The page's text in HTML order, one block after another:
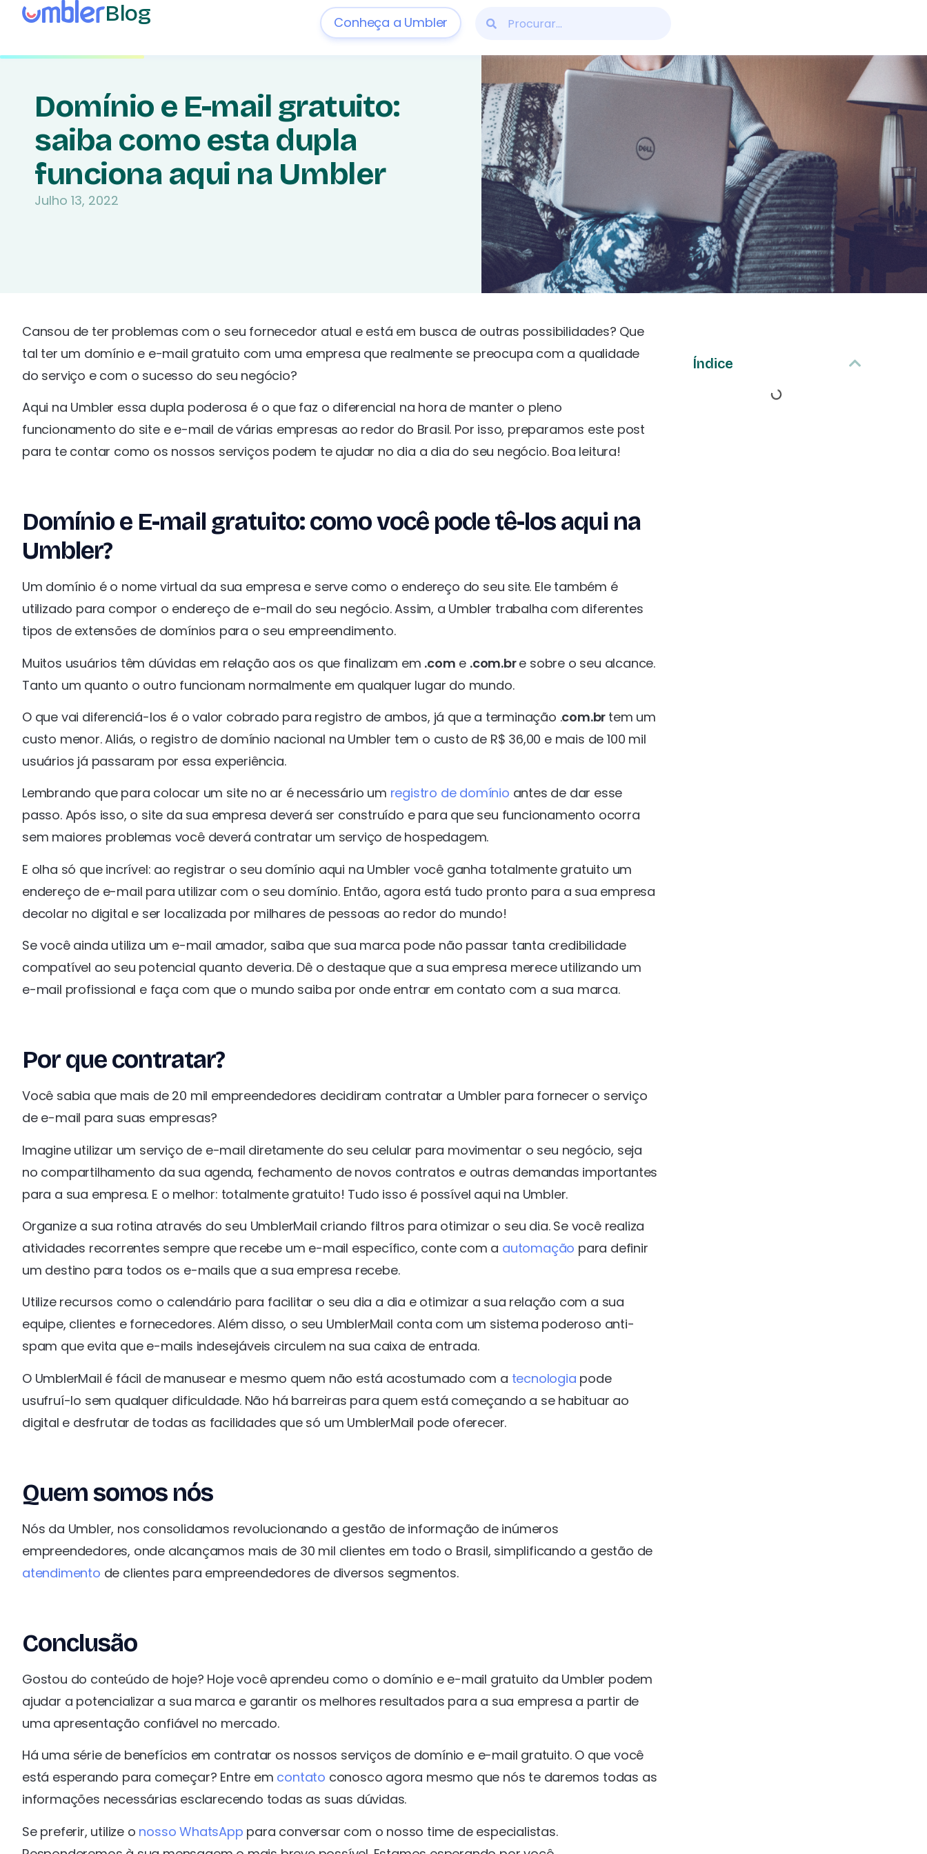
Blog Conheça a Umbler
Domínio e E-mail gratuito:
saiba como esta dupla
funciona aqui na Umbler
Julho 13, 2022
Cansou de ter problemas com o seu fornecedor atual e está em busca de outras possibilidades? Que
tal ter um domínio e e-mail gratuito com uma empresa que realmente se preocupa com a qualidade
do serviço e com o sucesso do seu negócio?
Aqui na Umbler essa dupla poderosa é o que faz o diferencial na hora de manter o pleno
funcionamento do site e e-mail de várias empresas ao redor do Brasil. Por isso, preparamos este post
para te contar como os nossos serviços podem te ajudar no dia a dia do seu negócio. Boa leitura!
Domínio e E-mail gratuito: como você pode tê-los aqui na
Umbler?
Um domínio é o nome virtual da sua empresa e serve como o endereço do seu site. Ele também é
utilizado para compor o endereço de e-mail do seu negócio. Assim, a Umbler trabalha com diferentes
tipos de extensões de domínios para o seu empreendimento.
Muitos usuários têm dúvidas em relação aos os que finalizam em .com e .com.bre sobre o seu alcance.
Tanto um quanto o outro funcionam normalmente em qualquer lugar do mundo.
O que vai diferenciá-los é o valor cobrado para registro de ambos, já que a terminação .com.br tem um
custo menor. Aliás, o registro de domínio nacional na Umbler tem o custo de R$ 36,00 e mais de 100 mil
usuários já passaram por essa experiência.
Lembrando que para colocar um site no ar é necessário um registro de domínio antes de dar esse
passo. Após isso, o site da sua empresa deverá ser construído e para que seu funcionamento ocorra
sem maiores problemas você deverá contratar um serviço de hospedagem.
E olha só que incrível: ao registrar o seu domínio aqui na Umbler você ganha totalmente gratuito um
endereço de e-mail para utilizar com o seu domínio. Então, agora está tudo pronto para a sua empresa
decolar no digital e ser localizada por milhares de pessoas ao redor do mundo!
Se você ainda utiliza um e-mail amador, saiba que sua marca pode não passar tanta credibilidade
compatível ao seu potencial quanto deveria. Dê o destaque que a sua empresa merece utilizando um
e-mail profissional e faça com que o mundo saiba por onde entrar em contato com a sua marca.
Por que contratar?
Você sabia que mais de 20 mil empreendedores decidiram contratar a Umbler para fornecer o serviço
de e-mail para suas empresas?
Imagine utilizar um serviço de e-mail diretamente do seu celular para movimentar o seu negócio, seja
no compartilhamento da sua agenda, fechamento de novos contratos e outras demandas importantes
para a sua empresa. E o melhor: totalmente gratuito! Tudo isso é possível aqui na Umbler.
Organize a sua rotina através do seu UmblerMail criando filtros para otimizar o seu dia. Se você realiza
atividades recorrentes sempre que recebe um e-mail específico, conte com a automação para definir
um destino para todos os e-mails que a sua empresa recebe.
Utilize recursos como o calendário para facilitar o seu dia a dia e otimizar a sua relação com a sua
equipe, clientes e fornecedores. Além disso, o seu UmblerMail conta com um sistema poderoso anti-
spam que evita que e-mails indesejáveis circulem na sua caixa de entrada.
O UmblerMail é fácil de manusear e mesmo quem não está acostumado com a tecnologia pode
usufruí-lo sem qualquer dificuldade. Não há barreiras para quem está começando a se habituar ao
digital e desfrutar de todas as facilidades que só um UmblerMail pode oferecer.
Quem somos nós
Nós da Umbler, nos consolidamos revolucionando a gestão de informação de inúmeros
empreendedores, onde alcançamos mais de 30 mil clientes em todo o Brasil, simplificando a gestão de
atendimento de clientes para empreendedores de diversos segmentos.
Conclusão
Gostou do conteúdo de hoje? Hoje você aprendeu como o domínio e e-mail gratuito da Umbler podem
ajudar a potencializar a sua marca e garantir os melhores resultados para a sua empresa a partir de
uma apresentação confiável no mercado.
Há uma série de benefícios em contratar os nossos serviços de domínio e e-mail gratuito. O que você
está esperando para começar? Entre em contato conosco agora mesmo que nós te daremos todas as
informações necessárias esclarecendo todas as suas dúvidas.
Se preferir, utilize o nosso WhatsApp para conversar com o nosso time de especialistas.
Índice